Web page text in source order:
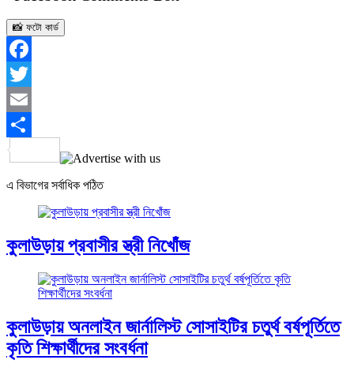
📸 ফটো কার্ড
Facebook
Twitter
Email
Share
এ বিভাগের সর্বাধিক পঠিত
কুলাউড়ায় প্রবাসীর স্ত্রী নিখোঁজ
কুলাউড়ায় অনলাইন জার্নালিস্ট সোসাইটির চতুর্থ বর্ষপূর্তিতে
কৃতি শিক্ষার্থীদের সংবর্ধনা